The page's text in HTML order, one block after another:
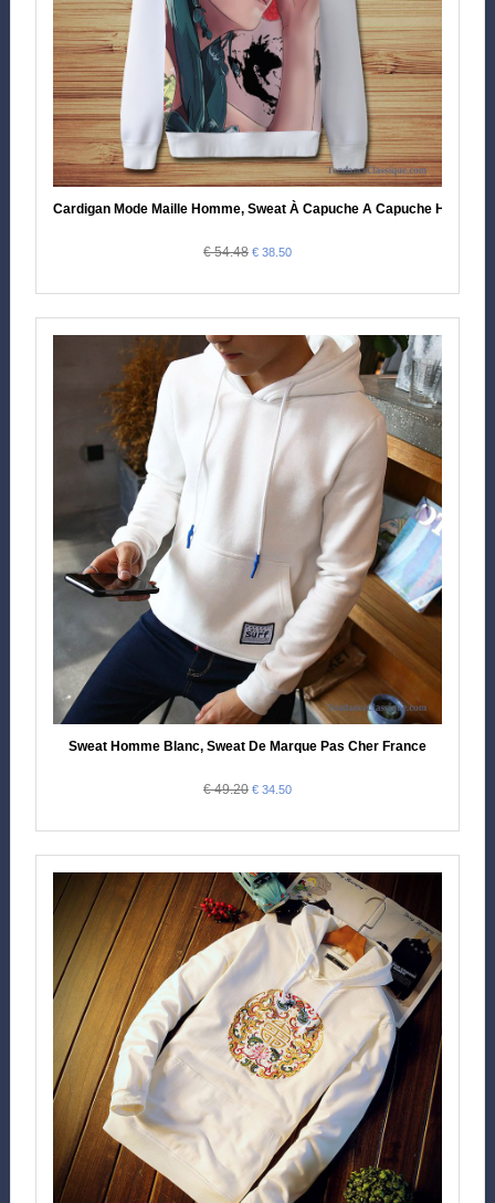
Cardigan Mode Maille Homme, Sweat À Capuche A Capuche Homme
€ 54.48 € 38.50
Sweat Homme Blanc, Sweat De Marque Pas Cher France
€ 49.20 € 34.50